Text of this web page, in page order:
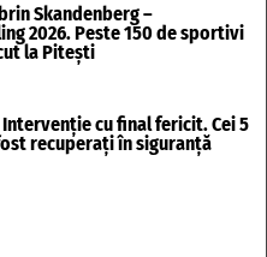
Skandenberg –
2026. Peste 150 de sportivi
la Pitești
Intervenție cu final fericit. Cei 5
recuperați în siguranță